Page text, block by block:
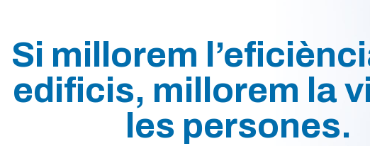
Si millorem
edificis, millorem la
les persones.